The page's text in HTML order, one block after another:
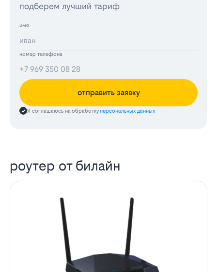
подберем лучший тариф
имя
номер телефона
отправить заявку
Я соглашаюсь на обработкуперсональных данных
роутер от билайн